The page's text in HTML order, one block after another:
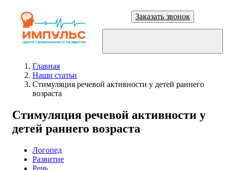
Заказать звонок
Главная
Наши статьи
Стимуляция речевой активности у детей раннего
возраста
Стимуляция речевой активности у
детей раннего возраста
Логопед
Развитие
Речь